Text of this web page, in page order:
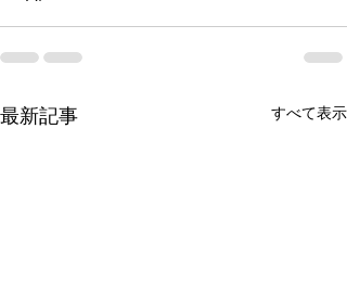
最新記事 すべて表示